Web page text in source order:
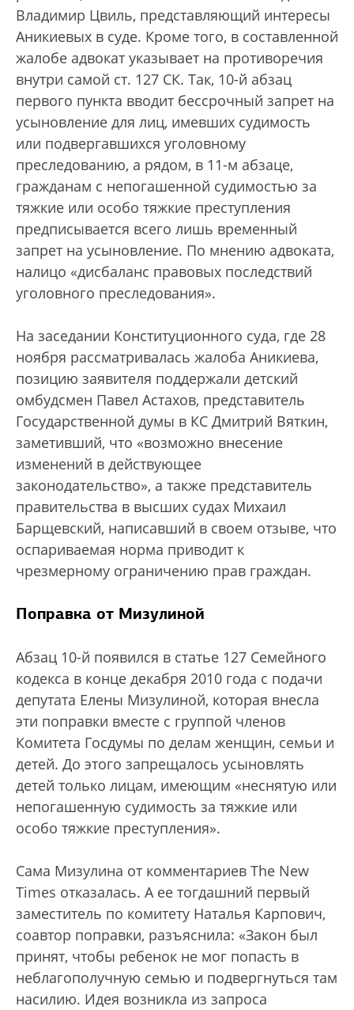
Владимир Цвиль, представляющий интересы
Аникиевых в суде. Кроме того, в составленной
жалобе адвокат указывает на противоречия
внутри самой ст. 127 СК. Так, 10-й абзац
первого пункта вводит бессрочный запрет на
усыновление для лиц, имевших судимость
или подвергавшихся уголовному
преследованию, а рядом, в 11-м абзаце,
гражданам с непогашенной судимостью за
тяжкие или особо тяжкие преступления
предписывается всего лишь временный
запрет на усыновление. По мнению адвоката,
налицо «дисбаланс правовых последствий
уголовного преследования».
На заседании Конституционного суда, где 28
ноября рассматривалась жалоба Аникиева,
позицию заявителя поддержали детский
омбудсмен Павел Астахов, представитель
Государственной думы в КС Дмитрий Вяткин,
заметивший, что «возможно внесение
изменений в действующее
законодательство», а также представитель
правительства в высших судах Михаил
Барщевский, написавший в своем отзыве, что
оспариваемая норма приводит к
чрезмерному ограничению прав граждан.
Поправка от Мизулиной
Абзац 10-й появился в статье 127 Семейного
кодекса в конце декабря 2010 года с подачи
депутата Елены Мизулиной, которая внесла
эти поправки вместе с группой членов
Комитета Госдумы по делам женщин, семьи и
детей. До этого запрещалось усыновлять
детей только лицам, имеющим «неснятую или
непогашенную судимость за тяжкие или
особо тяжкие преступления».
Сама Мизулина от комментариев The New
Times отказалась. А ее тогдашний первый
заместитель по комитету Наталья Карпович,
соавтор поправки, разъяснила: «Закон был
принят, чтобы ребенок не мог попасть в
неблагополучную семью и подвергнуться там
насилию. Идея возникла из запроса